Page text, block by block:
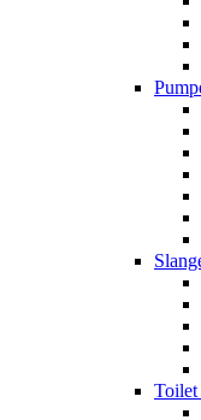
Toilet